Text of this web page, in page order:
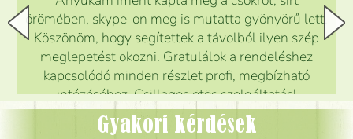
örömében, skype-on meg is mutatta gyönyörű lett.
Köszönöm, hogy segítettek a távolból ilyen szép
meglepetést okozni. Gratulálok a rendeléshez
kapcsolódó minden részlet profi, megbízható
intézéséhez. Csillagos ötös szolgáltatás!
Mónika
Gyakori kérdések